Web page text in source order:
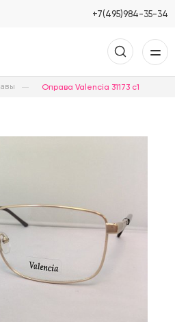
+7(495)984-35-34
Оправа Valencia 31173 с1